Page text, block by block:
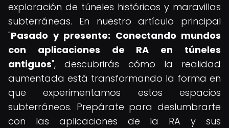
exploración de túneles históricos y maravillas
subterráneas. En nuestro artículo principal
"Pasado y presente: Conectando mundos
con aplicaciones de RA en túneles
antiguos", descubrirás cómo la realidad
aumentada está transformando la forma en
que experimentamos estos espacios
subterráneos. Prepárate para deslumbrarte
con las aplicaciones de la RA y sus